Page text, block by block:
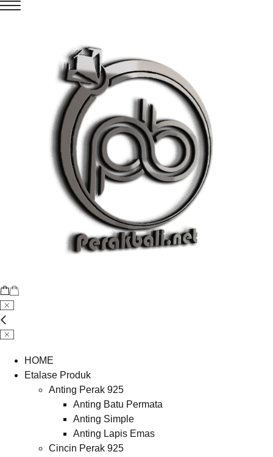
HOME
Etalase Produk
Anting Perak 925
Anting Batu Permata
Anting Simple
Anting Lapis Emas
Cincin Perak 925